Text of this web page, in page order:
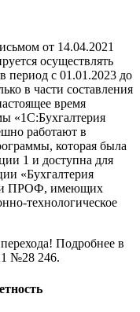
от 14.04.2021
осуществлять
период с 01.01.2023 до
в части составления
время
«1С:Бухгалтерия
работают в
которая была
1 и доступна для
«Бухгалтерия
ПРОФ, имеющих
технологическое
Подробнее в
№28 246.